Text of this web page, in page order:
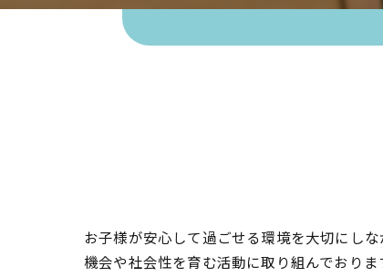
お子様が安心して過ごせる環境を大切にし
機会や社会性を育む活動に取り組んでおり